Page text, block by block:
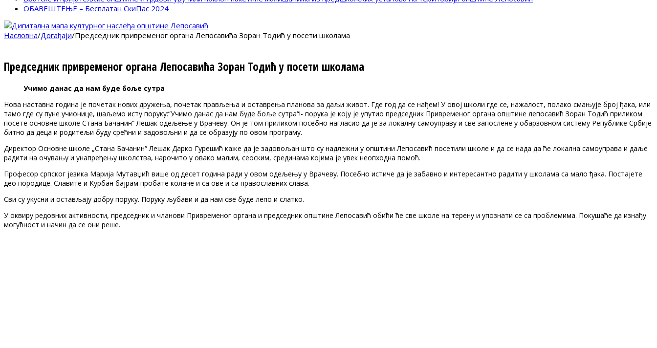
ОБАВЕШТЕЊЕ – Бесплатан СкиПас 2024
Насловна/Догађаји/Председник привременог органа Лепосавића Зоран Тодић у посети школама
Председник привременог органа Лепосавића Зоран Тодић у посети школама
Учимо данас да нам буде боље сутра
Нова наставна година је почетак нових дружења, почетак прављења и оставрења планова за даљи живот. Где год да се нађем! У овој школи где се, нажалост, полако смањује број ђака, или
тамо где су пуне учионице, шаљемо исту поруку:“Учимо данас да нам буде боље сутра“!- порука је коју је упутио председник Привременог органа општине лепосавић Зоран Тодић приликом
посете основне школе Стана Бачанин“ Лешак одељење у Врачеву. Он је том приликом посебно нагласио да је за локалну самоуправу и све запослене у обарзовном систему Републике Србије
битно да деца и родитељи буду срећни и задовољни и да се образују по овом програму.
Директор Основне школе „Стана Бачанин“ Лешак Дарко Гурешић каже да је задовољан што су надлежни у општини Лепосавић посетили школе и да се нада да ће локална самоуправа и даље
радити на очувању и унапређењу школства, нарочито у овако малим, сеоским, срединама којима је увек неопходна помоћ.
Професор српског језика Марија Мутавџић више од десет година ради у овом одељењу у Врачеву. Посебно истиче да је забавно и интересантно радити у школама са мало ђака. Постајете
део породице. Славите и Курбан бајрам пробате колаче и са ове и са православних слава.
Сви су укусни и остављају добру поруку. Поруку љубави и да нам све буде лепо и слатко.
У оквиру редовних активности, председник и чланови Привременог органа и председник општине Лепосавић обићи ће све школе на терену и упознати се са проблемима. Покушаће да изнађу
могућност и начин да се они реше.